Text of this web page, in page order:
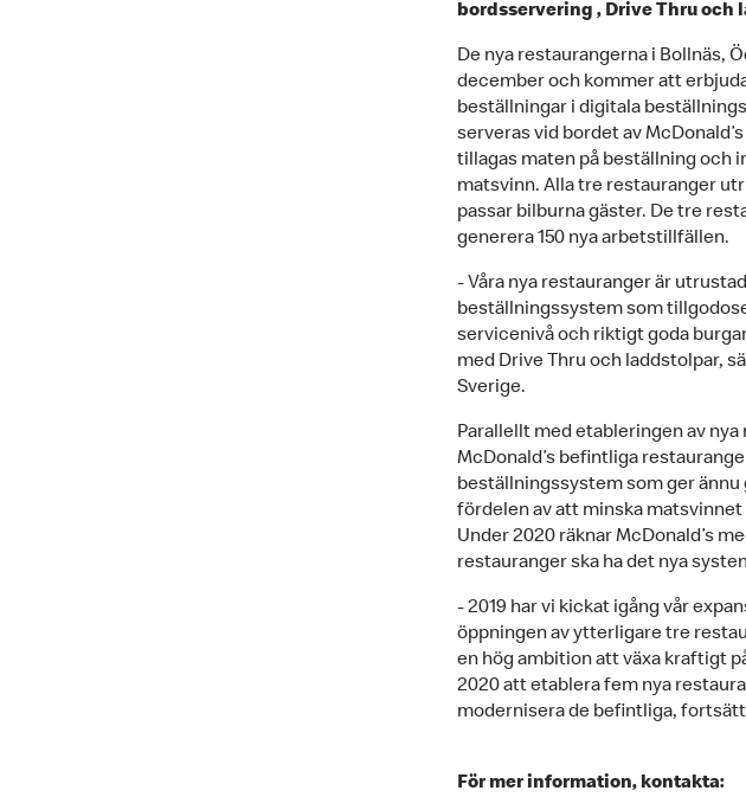
bordsservering , Drive Thru och
De nya restaurangerna i Bollnäs,
december och kommer att
beställningar i digitala
serveras vid bordet av
tillagas maten på beställning och
matsvinn. Alla tre restauranger
passar bilburna gäster. De tre
generera 150 nya arbetstillfällen.
- Våra nya restauranger är
beställningssystem som
servicenivå och riktigt goda
med Drive Thru och laddstolpar,
Sverige.
Parallellt med etableringen av
McDonald’s befintliga
beställningssystem som ger ännu
fördelen av att minska matsvinnet
Under 2020 räknar McDonald’s
restauranger ska ha det nya
- 2019 har vi kickat igång vår
öppningen av ytterligare tre
en hög ambition att växa kraftigt
2020 att etablera fem nya
modernisera de befintliga,
För mer information, kontakta: